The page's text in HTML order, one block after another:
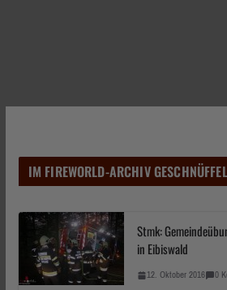
IM FIREWORLD-ARCHIV
Stmk:
in Eibiswald
12. Oktober 2016 0